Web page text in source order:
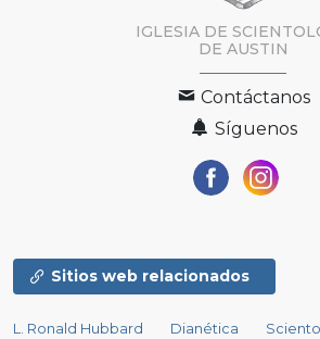
IGLESIA DE
DE AUSTIN
Contáctanos
Síguenos
Sitios web relacionados
L. Ronald Hubbard Dianética